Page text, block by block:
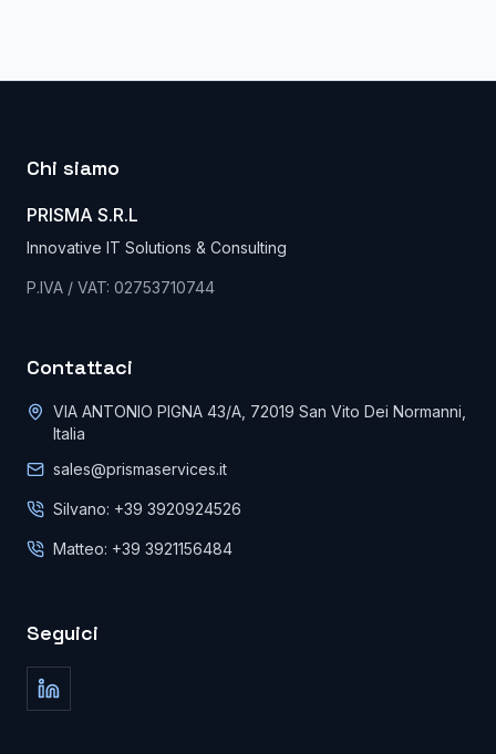
Chi siamo
PRISMA S.R.L
Innovative IT Solutions & Consulting
P.IVA / VAT: 02753710744
Contattaci
VIA ANTONIO PIGNA 43/A, 72019 San Vito Dei Normanni,
Italia
sales@prismaservices.it
Silvano: +39 3920924526
Matteo: +39 3921156484
Seguici